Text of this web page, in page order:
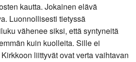
kautta. Jokainen elävä
Luonnollisesti tietyssä
vähenee siksi, että syntyneitä
kuin kuolleita. Sille ei
liittyvät ovat verta vaihtavan